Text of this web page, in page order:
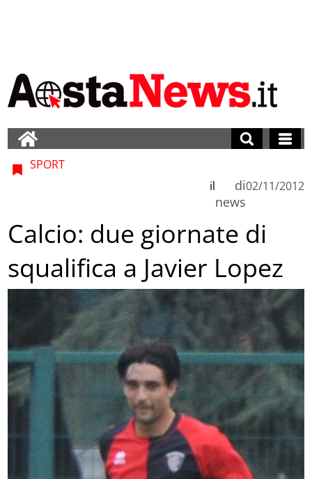
SPORT
di
news
il 02/11/2012
Calcio: due giornate di
squalifica a Javier Lopez